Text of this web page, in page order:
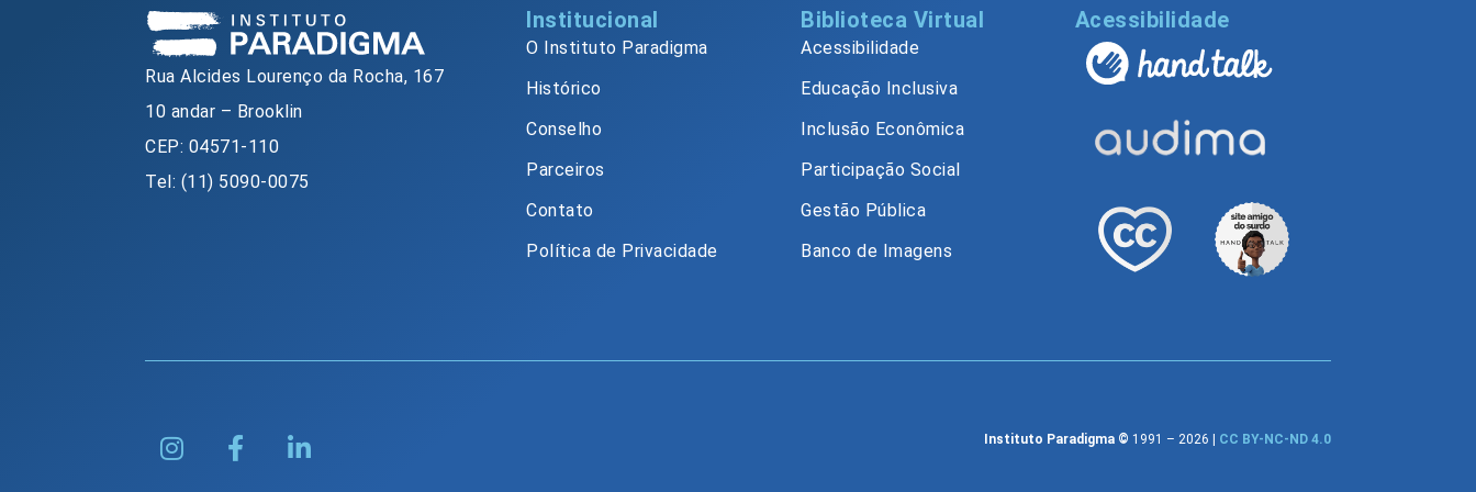
Rua Alcides Lourenço da Rocha, 167
10 andar – Brooklin
CEP: 04571-110
Tel: (11) 5090-0075
Institucional
O Instituto Paradigma
Histórico
Conselho
Parceiros
Contato
Política de Privacidade
Biblioteca Virtual
Acessibilidade
Educação Inclusiva
Inclusão Econômica
Participação Social
Gestão Pública
Banco de Imagens
Acessibilidade
Instituto Paradigma © 1991 – 2026 | CC BY-NC-ND 4.0